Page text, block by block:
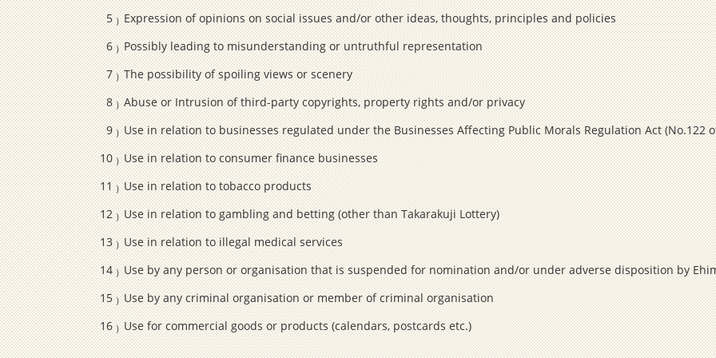
Expression of opinions on social issues and/or other ideas, thoughts, principles and policies
Possibly leading to misunderstanding or untruthful representation
The possibility of spoiling views or scenery
Abuse or Intrusion of third-party copyrights, property rights and/or privacy
Use in relation to businesses regulated under the Businesses Affecting Public Morals Regulation Act (No.122
Use in relation to consumer finance businesses
Use in relation to tobacco products
Use in relation to gambling and betting (other than Takarakuji Lottery)
Use in relation to illegal medical services
Use by any person or organisation that is suspended for nomination and/or under adverse disposition by
Use by any criminal organisation or member of criminal organisation
Use for commercial goods or products (calendars, postcards etc.)